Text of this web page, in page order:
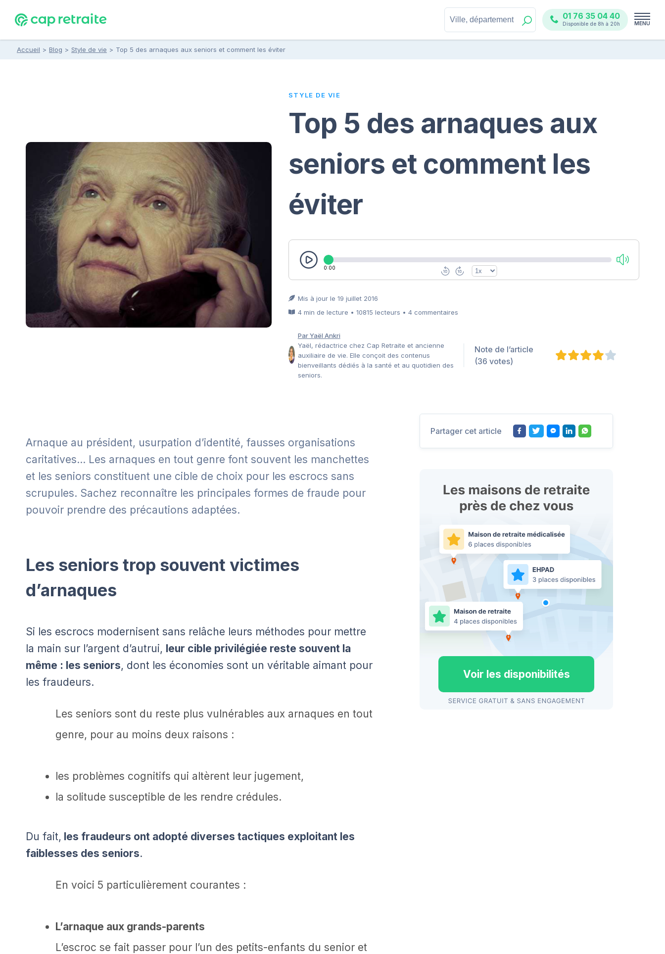
01 76 35 04 40
Disponible de 8h à 20h MENU
Accueil > Blog > Style de vie > Top 5 des arnaques aux seniors et comment les éviter
STYLE DE VIE
Top 5 des arnaques aux
seniors et comment les
éviter
0:00
Mis à jour le 19 juillet 2016
4 min de lecture • 10815 lecteurs • 4 commentaires
Par Yaël Ankri
Yaël, rédactrice chez Cap Retraite et ancienne
auxiliaire de vie. Elle conçoit des contenus
bienveillants dédiés à la santé et au quotidien des
seniors.
Note de l’article
(36 votes)
Arnaque au président, usurpation d’identité, fausses organisations
caritatives… Les arnaques en tout genre font souvent les manchettes
et les seniors constituent une cible de choix pour les escrocs sans
scrupules. Sachez reconnaître les principales formes de fraude pour
pouvoir prendre des précautions adaptées.
Les seniors trop souvent victimes
d’arnaques
Si les escrocs modernisent sans relâche leurs méthodes pour mettre
la main sur l’argent d’autrui, leur cible privilégiée reste souvent la
même : les seniors, dont les économies sont un véritable aimant pour
les fraudeurs.
Les seniors sont du reste plus vulnérables aux arnaques en tout
genre, pour au moins deux raisons :
les problèmes cognitifs qui altèrent leur jugement,
la solitude susceptible de les rendre crédules.
Du fait, les fraudeurs ont adopté diverses tactiques exploitant les
faiblesses des seniors.
En voici 5 particulièrement courantes :
L’arnaque aux grands-parents
L’escroc se fait passer pour l’un des petits-enfants du senior et
Partager cet article
Voir les disponibilités